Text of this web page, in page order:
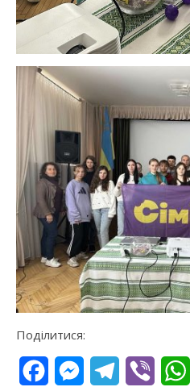
Поділитися:
FacebookMessengerTelegram
Viber